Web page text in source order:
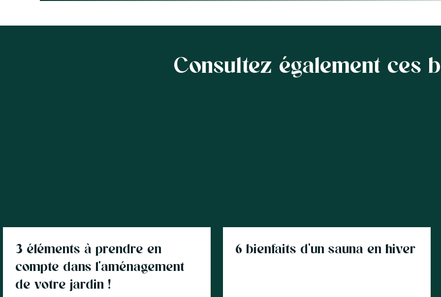
Consultez également ces
3 éléments à prendre en
compte dans l'aménagement
de votre jardin !
6 bienfaits d'un sauna en hiver